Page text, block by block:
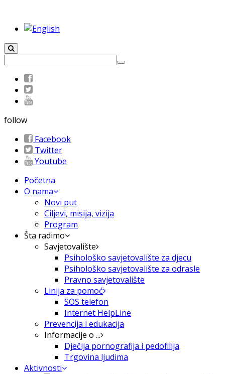
follow
Facebook
Twitter
Youtube
Početna
O nama
Novi put
Ciljevi, misija, vizija
Program
Šta radimo
Savjetovalište
Psihološko savjetovalište za djecu
Psihološko savjetovalište za odrasle
Pravno savjetovalište
Linija za pomoć
SOS telefon
Internet HelpLine
Prevencija i edukacija
Informacije o ...
Dječija pornografija i pedofilija
Trgovina ljudima
Aktivnosti